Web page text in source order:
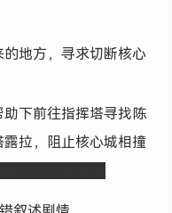
地方，寻求切断核心
下前往指挥塔寻找陈
拉，阻止核心城相撞